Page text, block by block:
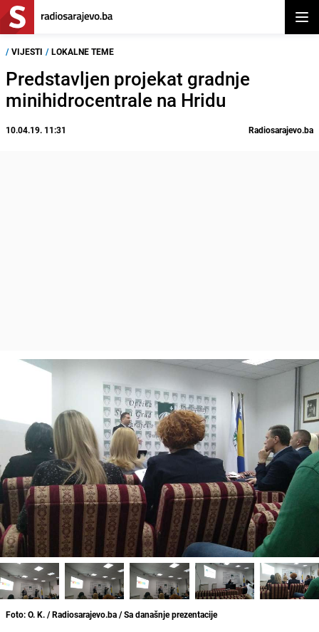
/ VIJESTI / LOKALNE TEME
Predstavljen projekat gradnje
minihidrocentrale na Hridu
10.04.19. 11:31 Radiosarajevo.ba
Foto: O. K. / Radiosarajevo.ba / Sa današnje prezentacije